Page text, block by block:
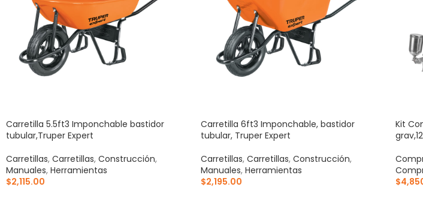
Carretilla 5.5ft3 Imponchable bastidor
tubular,Truper Expert
Carretillas, Carretillas, Construcción,
Manuales, Herramientas
$2,115.00
Carretilla 6ft3 Imponchable, bastidor
tubular, Truper Expert
Carretillas, Carretillas, Construcción,
Manuales, Herramientas
$2,195.00
Kit
$